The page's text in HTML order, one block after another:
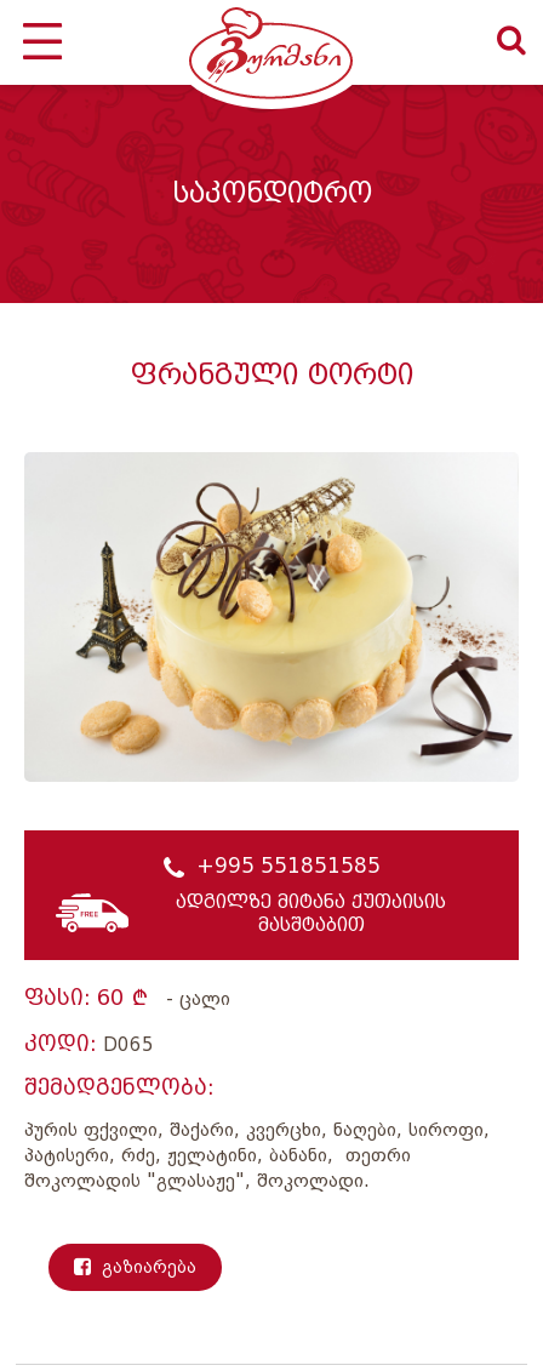
საკონდიტრო
ფრანგული ტორტი
+995 551851585
ადგილზე მიტანა ქუთაისის
მასშტაბით
ფასი: 60 - ცალი
კოდი: D065
შემადგენლობა:
პურის ფქვილი, შაქარი, კვერცხი, ნაღები, სიროფი,
პატისერი, რძე, ჟელატინი, ბანანი, თეთრი
შოკოლადის "გლასაჟე", შოკოლადი.
გაზიარება